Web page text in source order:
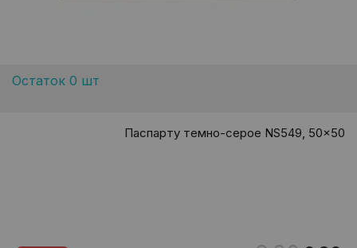
Остаток 0 шт
Паспарту темно-серое NS549, 50x50